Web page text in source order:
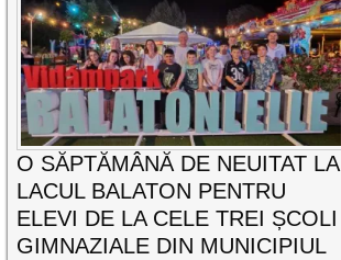
O SĂPTĂMÂNĂ DE NEUITAT LA
LACUL BALATON PENTRU
ELEVI DE LA CELE TREI ȘCOLI
GIMNAZIALE DIN MUNICIPIUL